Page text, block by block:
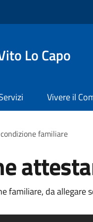
Lo Capo
Vivere il
familiare
familiare, da allegare